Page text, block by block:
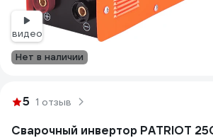
видео
Нет в наличии
5 1 отзыв
Сварочный инвертор PATRIOT